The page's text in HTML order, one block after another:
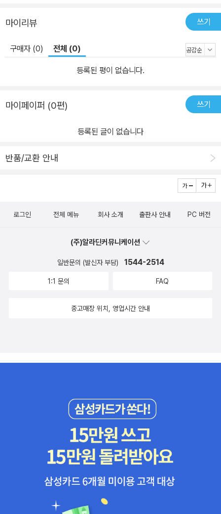
해 방송하게 된다. 그러한 특종 전쟁의 끝에는 상상조차 하기 싫은 무
서운 사건이 기다리고 있다. 대체 두 아이가 다룬 사건은 어떤 것이며,
어떤 진실을 숨긴 채 거짓 방송을 한 걸까? 두 어린이가 겪게 되는 사
건을 따라가면서 자신이 기자라면 어떤 행동을 했을까 생각하며 이야
기를 읽으면 재미가 한껏 더할 것이다.
마이리뷰 쓰기
구매자 (0) 전체 (0)
등록된 평이 없습니다.
마이페이퍼 (0편) 쓰기
등록된 글이 없습니다
반품/교환 안내
로그인 전체 메뉴 회사 소개 출판사 안내 PC 버전
(주)알라딘커뮤니케이션
일반문의 (발신자 부담) 1544-2514
1:1 문의 FAQ
중고매장 위치, 영업시간 안내